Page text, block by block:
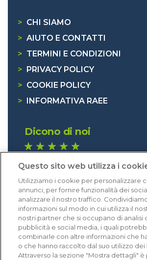
> CHI SIAMO
> AIUTO E CONTATTI
> TERMINI E CONDIZIONI
>
PRIVACY POLICY
> COOKIE POLICY
>
INFORMATIVA RAEE
Dicono di noi
Eccellente (4,8)
Acquisti verificati
Questo sito web utilizza i
Utilizziamo i cookie per personalizzare
annunci, per fornire funzionalità dei
analizzare il nostro traffico.
informazioni sul modo in cui utilizza il
nostri partner che si occupano di analisi
pubblicità e social media, i quali
combinarle con altre informazioni che
o che hanno raccolto dal suo utilizzo dei
Attraverso la sezione "Mostra dettagli" è